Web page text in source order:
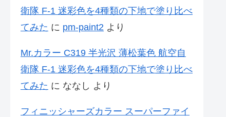
衛隊 F-1 迷彩色を4種類の下地で塗り比べ
てみた に pm-paint2 より
Mr.カラー C319 半光沢 薄松葉色 航空自
衛隊 F-1 迷彩色を4種類の下地で塗り比べ
てみた に ななし より
フィニッシャーズカラー スーパーファイ